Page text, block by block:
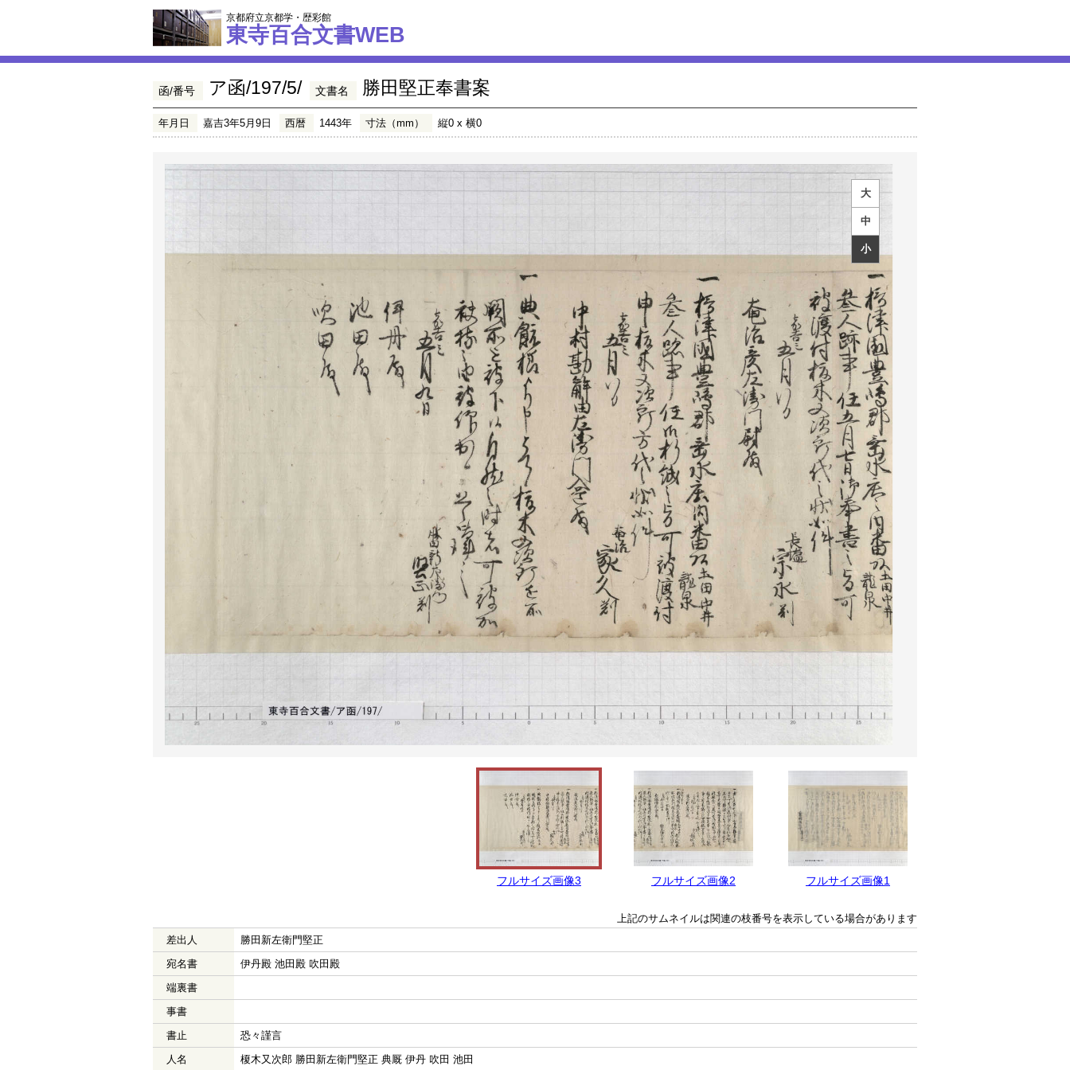
京都府立京都学・歴彩館
東寺百合文書WEB
函/番号 ア函/197/5/ 文書名 勝田堅正奉書案
年月日 嘉吉3年5月9日 西暦 1443年 寸法（mm） 縦0 x 横0
大
中
小
フルサイズ画像3 フルサイズ画像2 フルサイズ画像1
上記のサムネイルは関連の枝番号を表示している場合があります
差出人
勝田新左衛門堅正
宛名書
伊丹殿 池田殿 吹田殿
端裏書
事書
書止
恐々謹言
人名
榎木又次郎 勝田新左衛門堅正 典厩 伊丹 吹田 池田